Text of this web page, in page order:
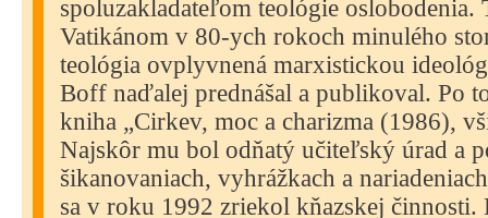
spoluzakladateľom teológie oslobodenia.
Vatikánom v 80-ych rokoch minulého
teológia ovplyvnená marxistickou
Boff naďalej prednášal a publikoval. Po
kniha „Cirkev, moc a charizma (1986),
Najskôr mu bol odňatý učiteľský úrad a
šikanovaniach, vyhrážkach a
sa v roku 1992 zriekol kňazskej činnosti.